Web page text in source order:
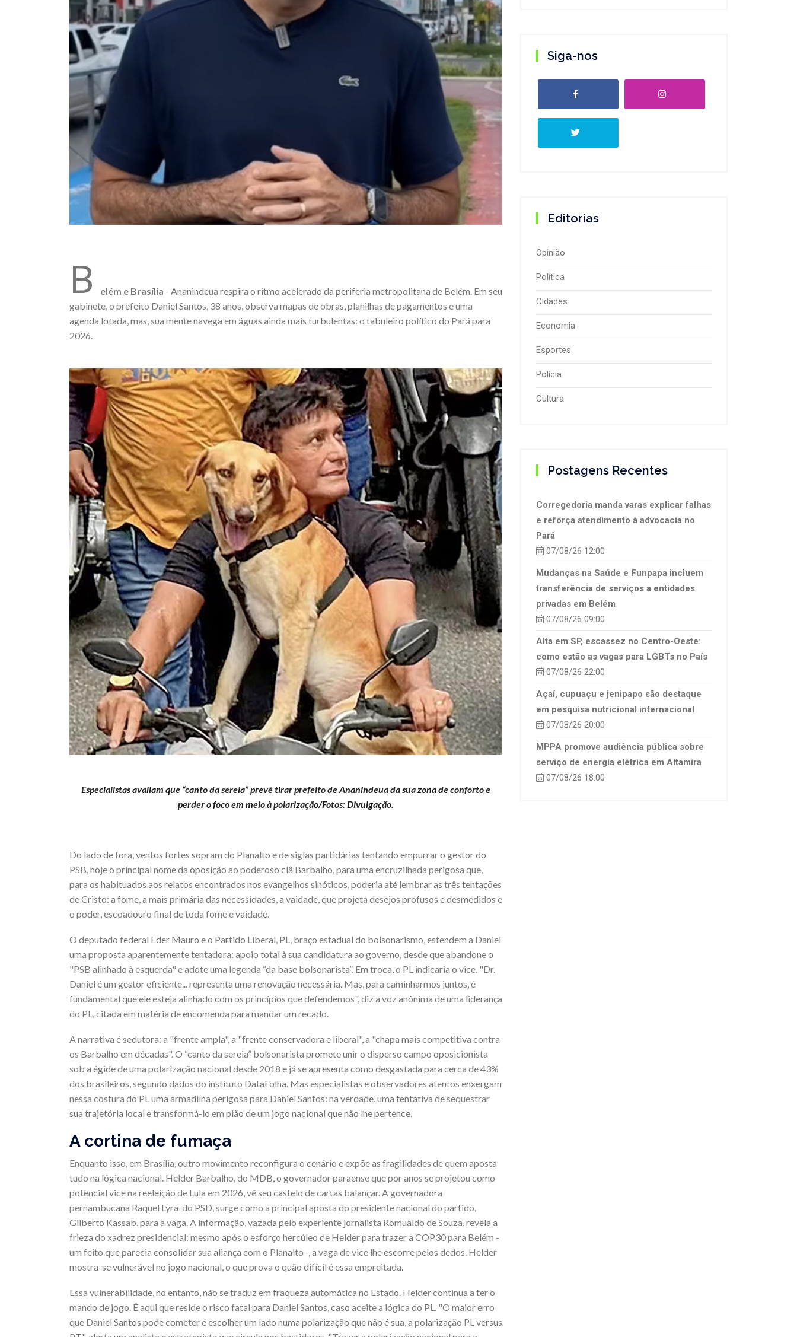
B elém e Brasília - Ananindeua respira o ritmo acelerado da periferia metropolitana de Belém. Em seu
gabinete, o prefeito Daniel Santos, 38 anos, observa mapas de obras, planilhas de pagamentos e uma
agenda lotada, mas, sua mente navega em águas ainda mais turbulentas: o tabuleiro político do Pará para
2026.
Especialistas avaliam que “canto da sereia” prevê tirar prefeito de Ananindeua da sua zona de conforto e
perder o foco em meio à polarização/Fotos: Divulgação.
Do lado de fora, ventos fortes sopram do Planalto e de siglas partidárias tentando empurrar o gestor do
PSB, hoje o principal nome da oposição ao poderoso clã Barbalho, para uma encruzilhada perigosa que,
para os habituados aos relatos encontrados nos evangelhos sinóticos, poderia até lembrar as três tentações
de Cristo: a fome, a mais primária das necessidades, a vaidade, que projeta desejos profusos e desmedidos e
o poder, escoadouro final de toda fome e vaidade.
O deputado federal Eder Mauro e o Partido Liberal, PL, braço estadual do bolsonarismo, estendem a Daniel
uma proposta aparentemente tentadora: apoio total à sua candidatura ao governo, desde que abandone o
"PSB alinhado à esquerda" e adote uma legenda “da base bolsonarista”. Em troca, o PL indicaria o vice. "Dr.
Daniel é um gestor eficiente... representa uma renovação necessária. Mas, para caminharmos juntos, é
fundamental que ele esteja alinhado com os princípios que defendemos", diz a voz anônima de uma liderança
do PL, citada em matéria de encomenda para mandar um recado.
A narrativa é sedutora: a "frente ampla", a "frente conservadora e liberal", a "chapa mais competitiva contra
os Barbalho em décadas". O “canto da sereia” bolsonarista promete unir o disperso campo oposicionista
sob a égide de uma polarização nacional desde 2018 e já se apresenta como desgastada para cerca de 43%
dos brasileiros, segundo dados do instituto DataFolha. Mas especialistas e observadores atentos enxergam
nessa costura do PL uma armadilha perigosa para Daniel Santos: na verdade, uma tentativa de sequestrar
sua trajetória local e transformá-lo em pião de um jogo nacional que não lhe pertence.
A cortina de fumaça
Enquanto isso, em Brasília, outro movimento reconfigura o cenário e expõe as fragilidades de quem aposta
tudo na lógica nacional. Helder Barbalho, do MDB, o governador paraense que por anos se projetou como
potencial vice na reeleição de Lula em 2026, vê seu castelo de cartas balançar. A governadora
pernambucana Raquel Lyra, do PSD, surge como a principal aposta do presidente nacional do partido,
Gilberto Kassab, para a vaga. A informação, vazada pelo experiente jornalista Romualdo de Souza, revela a
frieza do xadrez presidencial: mesmo após o esforço hercúleo de Helder para trazer a COP30 para Belém -
um feito que parecia consolidar sua aliança com o Planalto -, a vaga de vice lhe escorre pelos dedos. Helder
mostra-se vulnerável no jogo nacional, o que prova o quão difícil é essa empreitada.
Essa vulnerabilidade, no entanto, não se traduz em fraqueza automática no Estado. Helder continua a ter o
mando de jogo. É aqui que reside o risco fatal para Daniel Santos, caso aceite a lógica do PL. "O maior erro
que Daniel Santos pode cometer é escolher um lado numa polarização que não é sua, a polarização PL versus
Siga-nos
Editorias
Opinião
Política
Cidades
Economia
Esportes
Polícia
Cultura
Postagens Recentes
Corregedoria manda varas explicar falhas
e reforça atendimento à advocacia no
Pará
07/08/26 12:00
Mudanças na Saúde e Funpapa incluem
transferência de serviços a entidades
privadas em Belém
07/08/26 09:00
Alta em SP, escassez no Centro-Oeste:
como estão as vagas para LGBTs no País
07/08/26 22:00
Açaí, cupuaçu e jenipapo são destaque
em pesquisa nutricional internacional
07/08/26 20:00
MPPA promove audiência pública sobre
serviço de energia elétrica em Altamira
07/08/26 18:00